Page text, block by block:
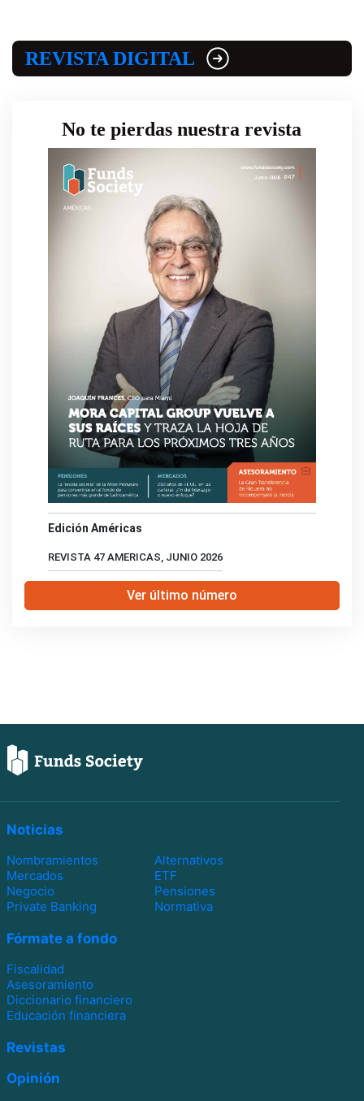
REVISTA DIGITAL
No te pierdas nuestra revista
Edición Américas
REVISTA 47 AMERICAS, JUNIO 2026
Ver último número
Noticias
Nombramientos
Alternativos
Mercados
ETF
Negocio
Pensiones
Private Banking
Normativa
Fórmate a fondo
Fiscalidad
Asesoramiento
Diccionario financiero
Educación financiera
Revistas
Opinión